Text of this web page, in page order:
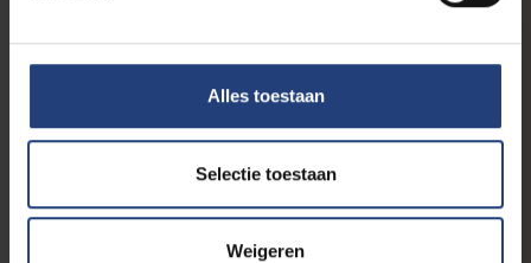
Alles toestaan
Selectie toestaan
Weigeren